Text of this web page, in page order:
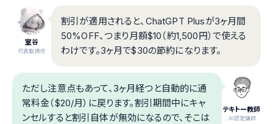
室谷
代表取締役
割引が適用されると、ChatGPT Plusが3ヶ月間
50%OFF、つまり月額$10（約1,500円）で使える
わけです。3ヶ月で$30の節約になります。
テキトー教師
.AI認定講師
ただし注意点もあって、3ヶ月経つと自動的に通
常料金（$20/月）に戻ります。割引期間中にキャ
ンセルすると割引自体が無効になるので、そこは